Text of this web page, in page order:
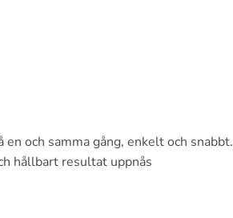
och samma gång, enkelt och snabbt.
hållbart resultat uppnås